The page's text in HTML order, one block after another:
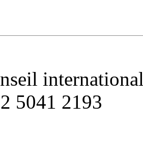
5041 2193